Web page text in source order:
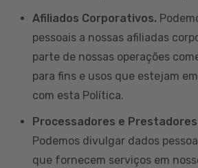
Afiliados Corporativos.
pessoais a nossas afiliadas
parte de nossas operações
para fins e usos que estejam
com esta Política.
Processadores e
Podemos divulgar dados
que fornecem serviços em